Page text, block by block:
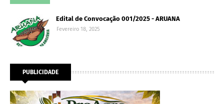
Edital de Convocação 001/2025 - ARUANA
Fevereiro 18, 2025
PUBLICIDADE